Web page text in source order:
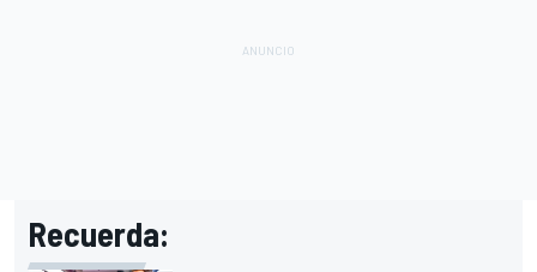
Recuerda: